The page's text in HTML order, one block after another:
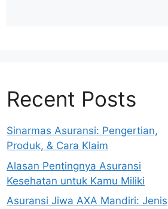
Recent Posts
Sinarmas Asuransi: Pengertian,
Produk, & Cara Klaim
Alasan Pentingnya Asuransi
Kesehatan untuk Kamu Miliki
Asuransi Jiwa AXA Mandiri: Jenis